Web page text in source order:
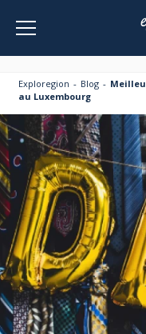
Panneau de gestion
Exploregion Blog
au Luxembourg